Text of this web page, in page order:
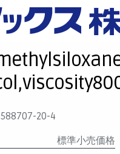
メニュー
588707-20-4
標準小売価格